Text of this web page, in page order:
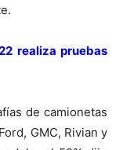
realiza pruebas
de camionetas
GMC, Rivian y